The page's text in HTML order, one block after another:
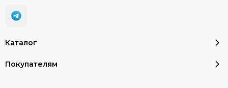
Каталог
Покупателям